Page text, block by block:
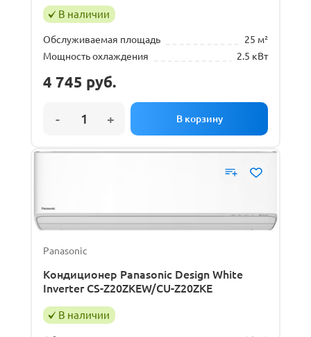
В наличии
Обслуживаемая площадь
25 м²
Мощность охлаждения
2.5 кВт
4 745 руб.
Panasonic
Кондиционер Panasonic Design White
Inverter CS-Z20ZKEW/CU-Z20ZKE
В наличии